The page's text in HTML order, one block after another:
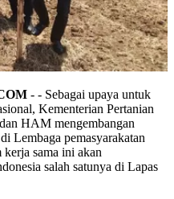
- - Sebagai upaya untuk
Kementerian Pertanian
HAM mengembangan
Lembaga pemasyarakatan
sama ini akan
salah satunya di Lapas